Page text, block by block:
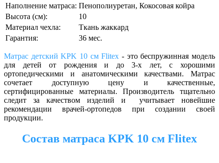
Наполнение матраса: Пенополиуретан, Кокосовая койра
Высота (см):
10
Материал чехла:
Ткань жаккард
Гарантия:
36 мес.
Матрас детский KPK 10 см Flitex - это беспружинная модель
для детей от рождения и до 3-х лет, с хорошими
ортопедическими и анатомическими качествами. Матрас
сочетает доступную цену и качественные,
сертифицированные материалы. Производитель тщательно
следит за качеством изделий и учитывает новейшие
рекомендации врачей-ортопедов при создании своей
продукции.
Состав матраса KPK 10 см Flitex